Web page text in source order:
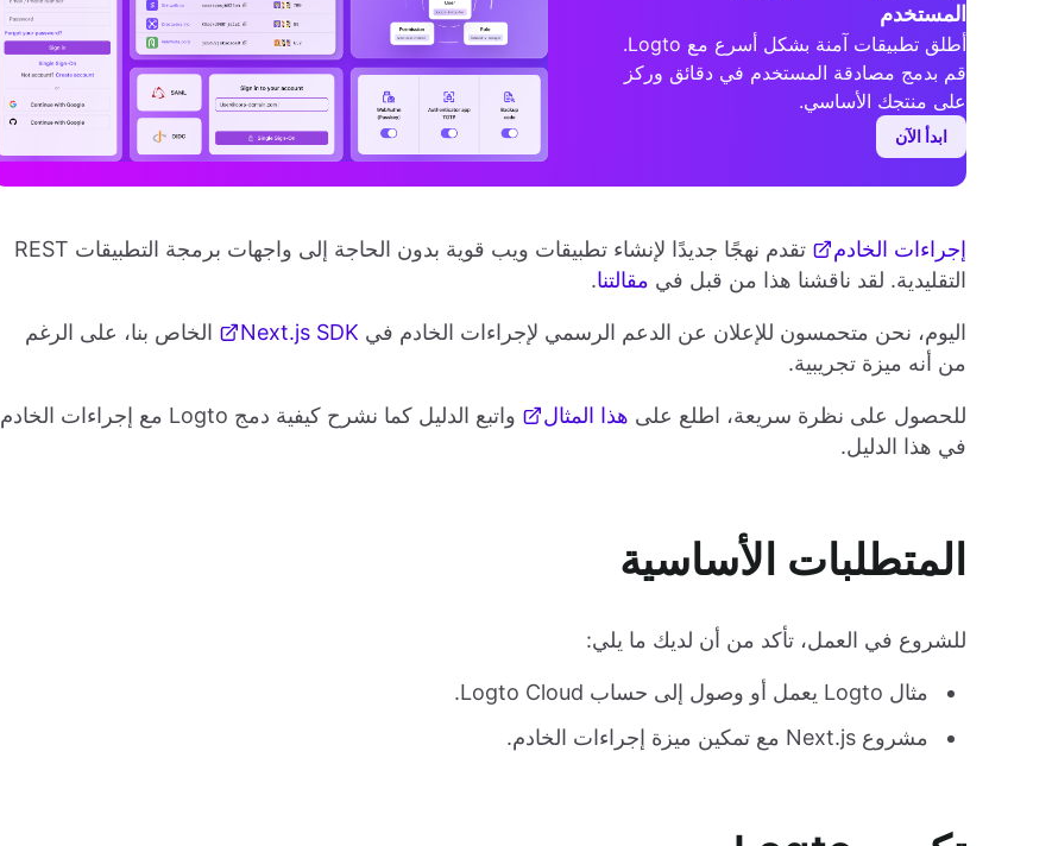
المستخدم
أطلق تطبيقات آمنة بشكل أسرع مع Logto.
قم بدمج مصادقة المستخدم في دقائق وركز
على منتجك الأساسي.
ابدأ الآن
إجراءات الخادم
تقدم نهجًا جديدًا لإنشاء تطبيقات ويب قوية بدون الحاجة إلى واجهات برمجة التطبيقات REST
التقليدية. لقد ناقشنا هذا من قبل في مقالتنا.
اليوم، نحن متحمسون للإعلان عن الدعم الرسمي لإجراءات الخادم في Next.js SDK
الخاص بنا، على الرغم
من أنه ميزة تجريبية.
للحصول على نظرة سريعة، اطلع على هذا المثال
واتبع الدليل كما نشرح كيفية دمج Logto مع إجراءات الخادم
في هذا الدليل.
المتطلبات الأساسية
للشروع في العمل، تأكد من أن لديك ما يلي:
مثال Logto يعمل أو وصول إلى حساب Logto Cloud.
مشروع Next.js مع تمكين ميزة إجراءات الخادم.